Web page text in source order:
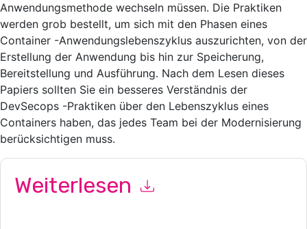
Anwendungsmethode wechseln müssen. Die Praktiken
werden grob bestellt, um sich mit den Phasen eines
Container -Anwendungslebenszyklus auszurichten, von der
Erstellung der Anwendung bis hin zur Speicherung,
Bereitstellung und Ausführung. Nach dem Lesen dieses
Papiers sollten Sie ein besseres Verständnis der
DevSecops -Praktiken über den Lebenszyklus eines
Containers haben, das jedes Team bei der Modernisierung
berücksichtigen muss.
Weiterlesen